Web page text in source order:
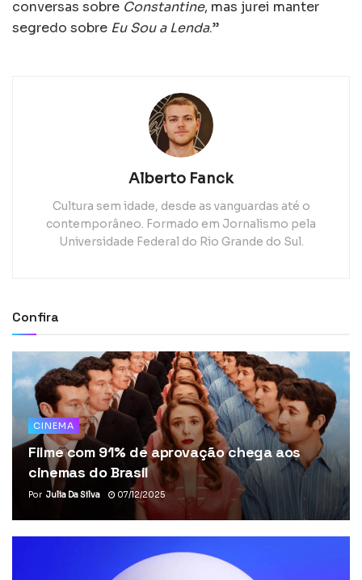
conversas sobre Constantine, mas jurei manter
segredo sobre Eu Sou a Lenda.”
Alberto Fanck
Cultura sem idade, desde as vanguardas até o
contemporâneo. Formado em Jornalismo pela
Universidade Federal do Rio Grande do Sul.
Confira
CINEMA
Filme com 91% de aprovação chega aos
cinemas do Brasil
Por Julia Da Silva 07/12/2025